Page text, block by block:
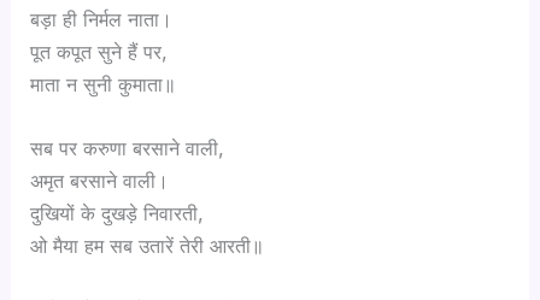
बड़ा ही निर्मल नाता।
पूत कपूत सुने हैं पर,
माता न सुनी कुमाता॥
सब पर करुणा बरसाने वाली,
अमृत बरसाने वाली।
दुखियों के दुखड़े निवारती,
ओ मैया हम सब उतारें तेरी आरती॥